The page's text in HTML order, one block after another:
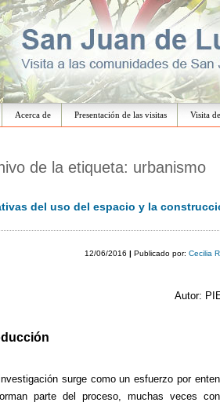
Acerca de Presentación de las visitas Visita
de la etiqueta: urbanismo
del uso del espacio y la
12/06/2016 | Publicado por:Cecilia
Autor:
surge como un esfuerzo por
parte del proceso, muchas veces